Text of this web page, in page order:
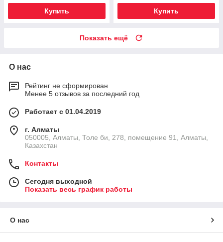
Купить Купить
Показать ещё
О нас
Рейтинг не сформирован
Менее 5 отзывов за последний год
Работает с 01.04.2019
г. Алматы
050005, Алматы, Толе би, 278, помещение 91, Алматы,
Казахстан
Контакты
Сегодня выходной
Показать весь график работы
О нас